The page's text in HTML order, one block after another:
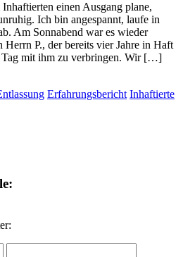
einen Ausgang plane,
Ich bin angespannt, laufe in
Am Sonnabend war es wieder
P., der bereits vier Jahre in Haft
Tag mit ihm zu verbringen. Wir […]
Erfahrungsbericht Inhaftierte